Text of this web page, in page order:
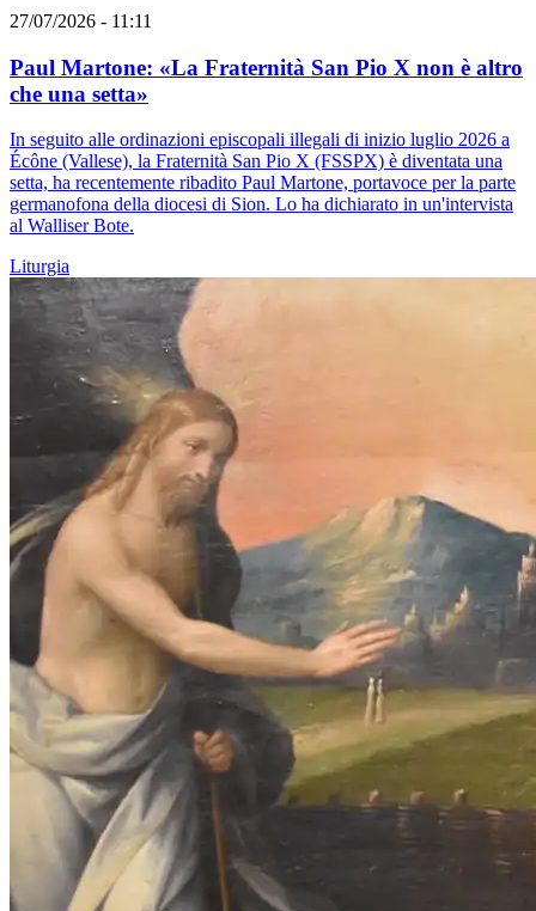
27/07/2026 - 11:11
Paul Martone: «La Fraternità San Pio X non è altro
che una setta»
In seguito alle ordinazioni episcopali illegali di inizio luglio 2026 a
Écône (Vallese), la Fraternità San Pio X (FSSPX) è diventata una
setta, ha recentemente ribadito Paul Martone, portavoce per la parte
germanofona della diocesi di Sion. Lo ha dichiarato in un'intervista
al Walliser Bote.
Liturgia